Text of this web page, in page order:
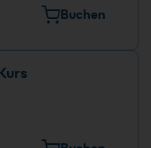
Buchen